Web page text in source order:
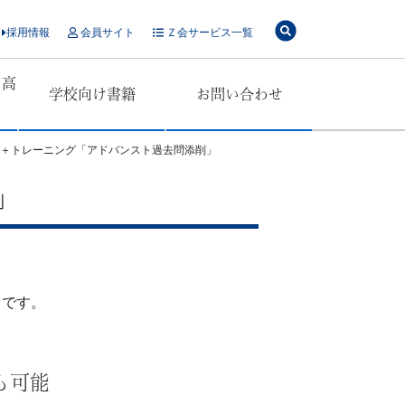
採用情報 会員サイト Ｚ会サービス一覧
学校向け書籍 お問い合わせ
トレーニング「アドバンスト過去問添削」
す。
可能